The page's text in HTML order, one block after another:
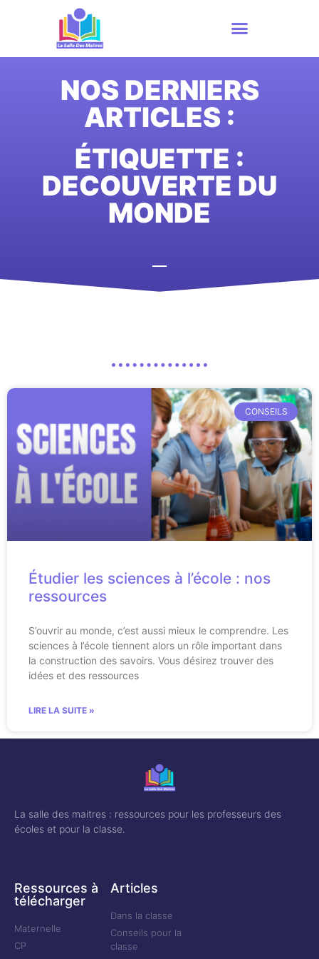
NOS DERNIERS
ARTICLES :
ÉTIQUETTE :
DECOUVERTE DU
MONDE
CONSEILS
Étudier les sciences à l’école : nos
ressources
S’ouvrir au monde, c’est aussi mieux le comprendre. Les
sciences à l’école tiennent alors un rôle important dans
la construction des savoirs. Vous désirez trouver des
idées et des ressources
LIRE LA SUITE »
La salle des maitres : ressources pour les professeurs des
écoles et pour la classe.
Ressources à
télécharger
Maternelle
CP
Articles
Dans la classe
Conseils pour la
classe